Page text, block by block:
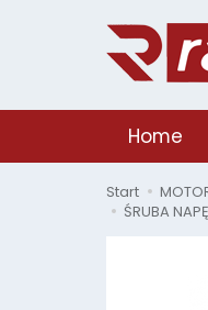
Home
Start
ŚRUBA